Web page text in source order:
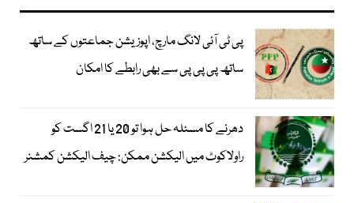
پی ٹی آئی لانگ مارچ، اپوزیشن جماعتوں کے ساتھ
ساتھ پی پی پی سے بھی رابطے کا امکان
دھرنے کا مسئلہ حل ہوا تو 20 یا 21 اگست کو
راولاکوٹ میں الیکشن ممکن: چیف الیکشن کمشنر